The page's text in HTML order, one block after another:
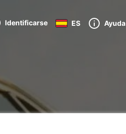
Identificarse ES Ayuda